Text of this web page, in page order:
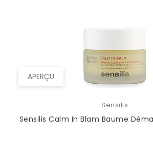
APERÇU
Sensilis